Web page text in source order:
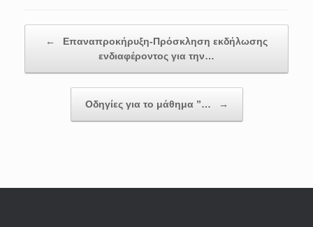
←
Επαναπροκήρυξη-Πρόσκληση εκδήλωσης
ενδιαφέροντος για την…
Οδηγίες για το μάθημα ”… →